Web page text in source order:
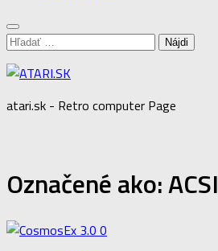
Hľadať:
atari.sk - Retro computer Page
Označené ako:ACSI
0